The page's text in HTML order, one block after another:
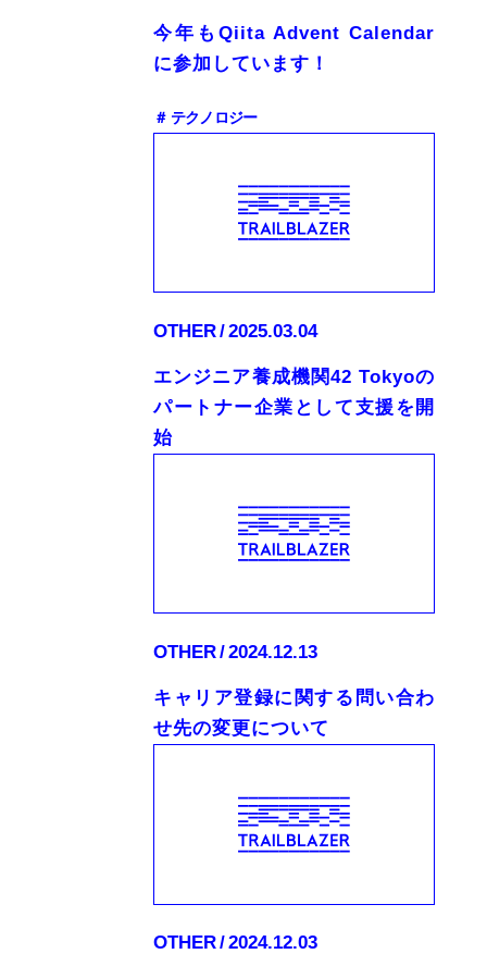
今年もQiita Advent Calendar
に参加しています！
＃ テクノロジー
OTHER 2025.03.04
エンジニア養成機関42 Tokyoの
パートナー企業として支援を開
始
OTHER 2024.12.13
キャリア登録に関する問い合わ
せ先の変更について
OTHER 2024.12.03